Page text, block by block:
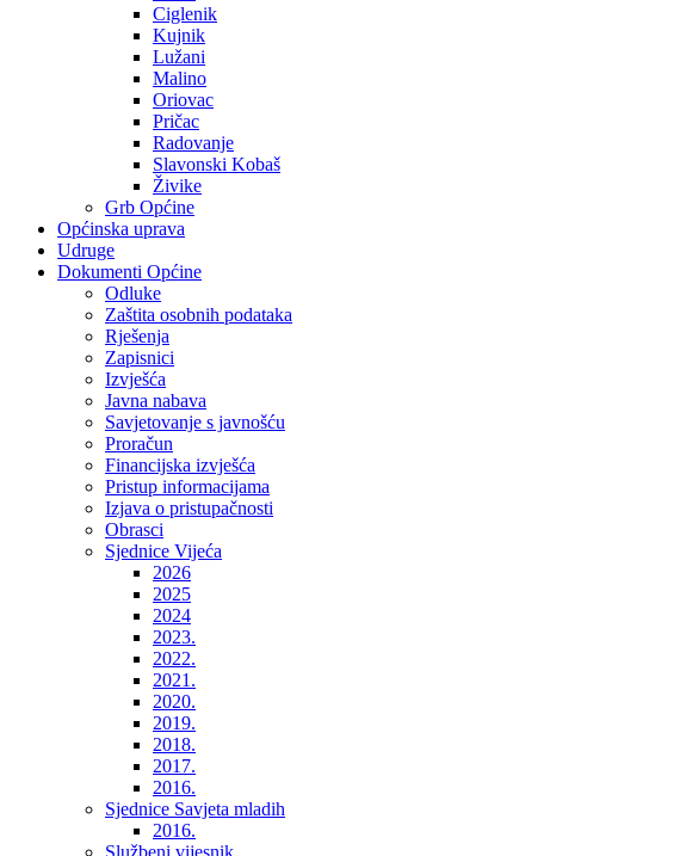
Ciglenik
Kujnik
Lužani
Malino
Oriovac
Pričac
Radovanje
Slavonski Kobaš
Živike
Grb Općine
Općinska uprava
Udruge
Dokumenti Općine
Odluke
Zaštita osobnih podataka
Rješenja
Zapisnici
Izvješća
Javna nabava
Savjetovanje s javnošću
Proračun
Financijska izvješća
Pristup informacijama
Izjava o pristupačnosti
Obrasci
Sjednice Vijeća
2026
2025
2024
2023.
2022.
2021.
2020.
2019.
2018.
2017.
2016.
Sjednice Savjeta mladih
2016.
Službeni vijesnik